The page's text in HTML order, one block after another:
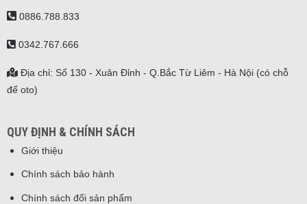
0886.788.833
0342.767.666
Địa chỉ: Số 130 - Xuân Đỉnh - Q.Bắc Từ Liêm - Hà Nội (có chỗ
để oto)
QUY ĐỊNH & CHÍNH SÁCH
Giới thiệu
Chính sách bảo hành
Chính sách đổi sản phẩm